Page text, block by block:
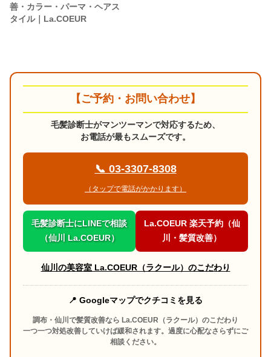
善・カラー・パーマ・ヘアス
タイル｜La.COEUR
【ご予約・お問い合わせ】
毛髪診断士がマンツーマンで対応するため、
お電話が最もスムーズです。
📞 03-3307-8308
（タップで電話がかかります）
毛髪診断士にLINEで相談
（仙川 La.COEUR）
La.COEUR 楽天予約（仙
川・髪質改善）
仙川の美容室 La.COEUR（ラクール）のこだわり
📍 Googleマップでクチコミを見る
調布・仙川で髪質改善なら La.COEUR（ラクール）のこだわり
一つ一つ対処改善していけば緩和されます。過度に心配なさらずにご
相談ください。